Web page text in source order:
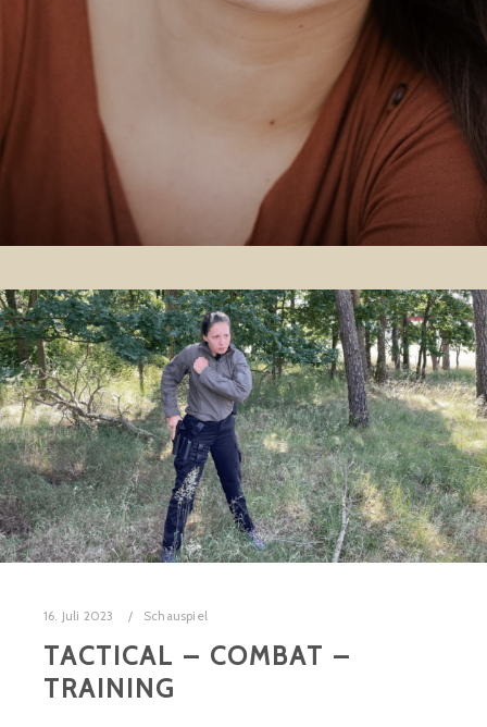
16. Juli 2023 Schauspiel
TACTICAL – COMBAT –
TRAINING